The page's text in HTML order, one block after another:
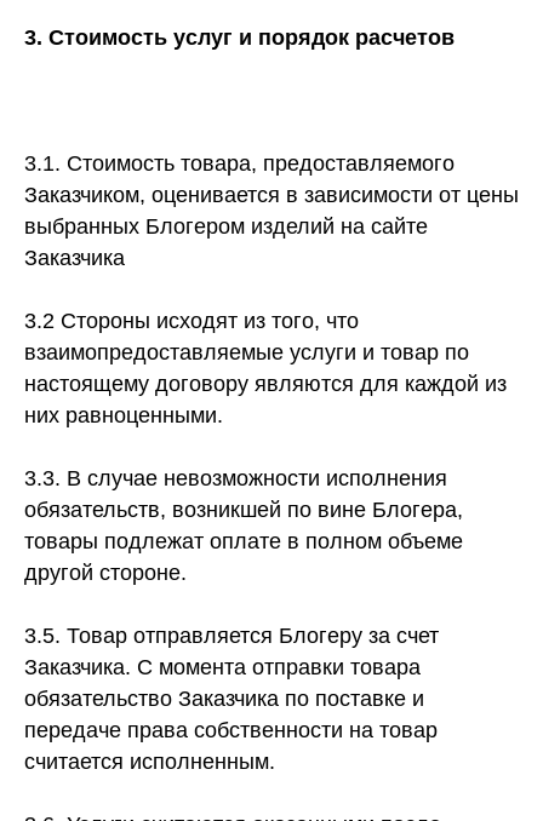
3. Стоимость услуг и порядок расчетов
3.1. Стоимость товара, предоставляемого
Заказчиком, оценивается в зависимости от цены
выбранных Блогером изделий на сайте
Заказчика
3.2 Стороны исходят из того, что
взаимопредоставляемые услуги и товар по
настоящему договору являются для каждой из
них равноценными.
3.3. В случае невозможности исполнения
обязательств, возникшей по вине Блогера,
товары подлежат оплате в полном объеме
другой стороне.
3.5. Товар отправляется Блогеру за счет
Заказчика. С момента отправки товара
обязательство Заказчика по поставке и
передаче права собственности на товар
считается исполненным.